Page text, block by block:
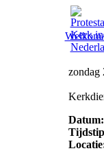
Welkom
zondag
Datum: